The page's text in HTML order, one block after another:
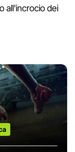
all'incrocio dei